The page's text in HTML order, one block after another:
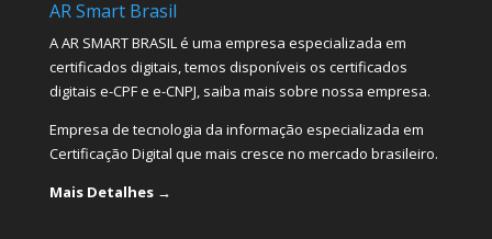
AR Smart Brasil
A AR SMART BRASIL é uma empresa especializada em
certificados digitais, temos disponíveis os certificados
digitais e-CPF e e-CNPJ, saiba mais sobre nossa empresa.
Empresa de tecnologia da informação especializada em
Certificação Digital que mais cresce no mercado brasileiro.
Mais Detalhes →